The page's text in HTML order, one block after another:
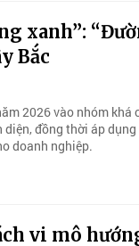
xanh”:
Bắc
2026 vào nhóm khá
đồng thời áp
doanh nghiệp.
vi mô